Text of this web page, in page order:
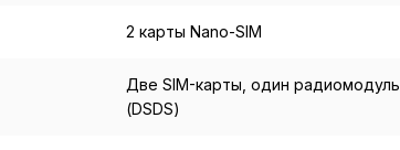
2 карты Nano-SIM
Две SIM-карты, один радиомодуль
(DSDS)